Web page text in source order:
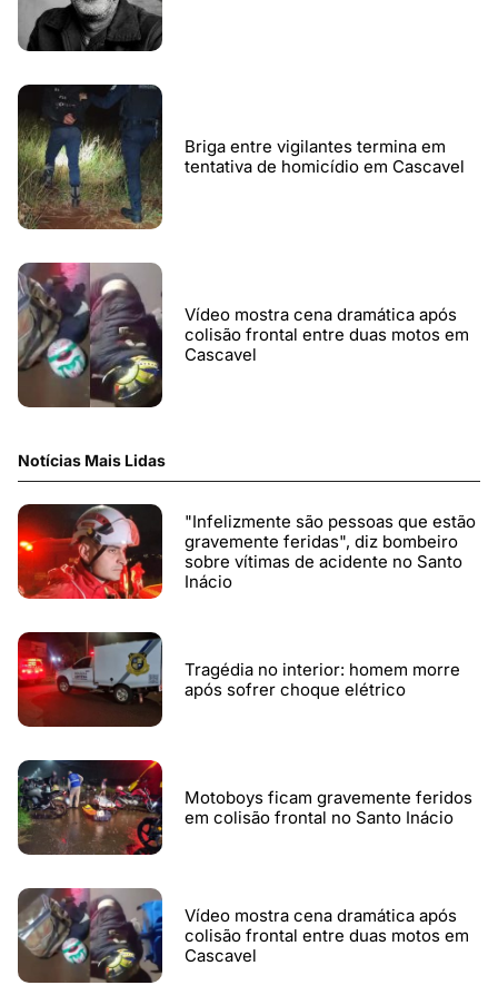
Briga entre vigilantes termina em
tentativa de homicídio em Cascavel
Vídeo mostra cena dramática após
colisão frontal entre duas motos em
Cascavel
Notícias Mais Lidas
"Infelizmente são pessoas que estão
gravemente feridas", diz bombeiro
sobre vítimas de acidente no Santo
Inácio
Tragédia no interior: homem morre
após sofrer choque elétrico
Motoboys ficam gravemente feridos
em colisão frontal no Santo Inácio
Vídeo mostra cena dramática após
colisão frontal entre duas motos em
Cascavel